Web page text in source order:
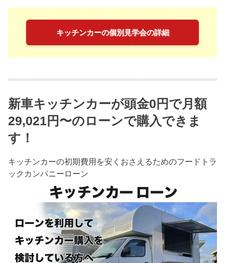
キッチンカーの個別見学会の詳細
新車キッチンカーが頭金0円で月額
29,021円〜のローンで購入できま
す！
キッチンカーの初期費用を安くおさえるためのフードトラ
ックカンパニーローン